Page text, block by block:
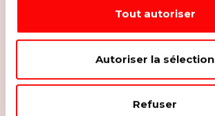
Tout autoriser
Autoriser la sélection
Refuser